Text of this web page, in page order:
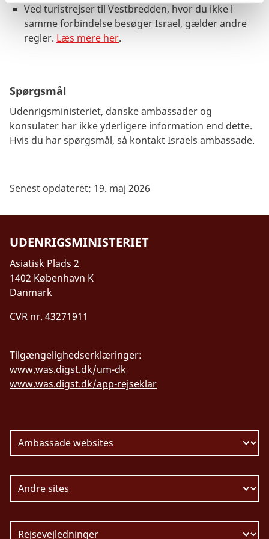
Ved turistrejser til Vestbredden, hvor du ikke i
samme forbindelse besøger Israel, gælder andre
regler. Læs mere her.
Spørgsmål
Udenrigsministeriet, danske ambassader og
konsulater har ikke yderligere information end dette.
Hvis du har spørgsmål, så kontakt Israels ambassade.
Senest opdateret: 19. maj 2026
UDENRIGSMINISTERIET
Asiatisk Plads 2
1402 København K
Danmark
CVR nr. 43271911
Tilgængelighedserklæringer:
www.was.digst.dk/um-dk
www.was.digst.dk/app-rejseklar